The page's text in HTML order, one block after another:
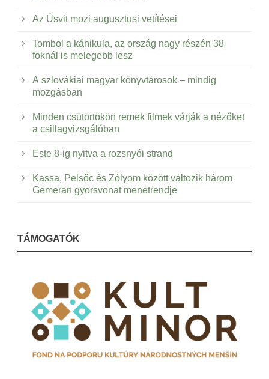
Az Úsvit mozi augusztusi vetítései
Tombol a kánikula, az ország nagy részén 38
foknál is melegebb lesz
A szlovákiai magyar könyvtárosok – mindig
mozgásban
Minden csütörtökön remek filmek várják a nézőket
a csillagvizsgálóban
Este 8-ig nyitva a rozsnyói strand
Kassa, Pelsőc és Zólyom között változik három
Gemeran gyorsvonat menetrendje
TÁMOGATÓK